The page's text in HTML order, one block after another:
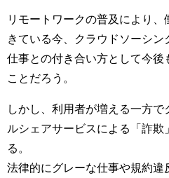
リモートワークの普及により
きている今、クラウドソーシ
仕事との付き合い方として今後
ことだろう。
しかし、利用者が増える一方
ルシェアサービスによる「詐欺
る。
法律的にグレーな仕事や規約違